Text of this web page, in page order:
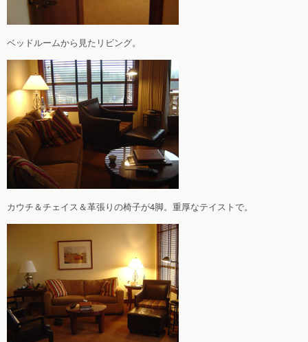
ベッドルームから見たリビング。
カウチ＆チェイス＆革張りの椅子が4脚。重厚なテイストで。